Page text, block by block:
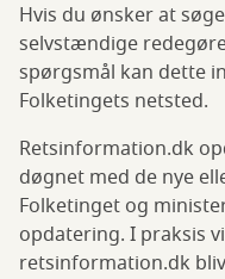
Hvis du ønsker at
selvstændige
spørgsmål kan dette
Folketingets netsted.
Retsinformation.dk
døgnet med de nye
Folketinget og
opdatering. I praksis
retsinformation.dk